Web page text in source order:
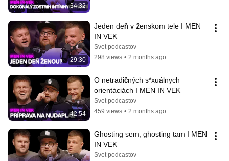
34:32
29:30
Jeden deň v ženskom tele I MEN
IN VEK
Svet podcastov
298 views • 2 months ago
42:54
O netradičných s*xuálnych
orientáciách I MEN IN VEK
Svet podcastov
459 views • 2 months ago
Ghosting sem, ghosting tam I MEN
IN VEK
Svet podcastov